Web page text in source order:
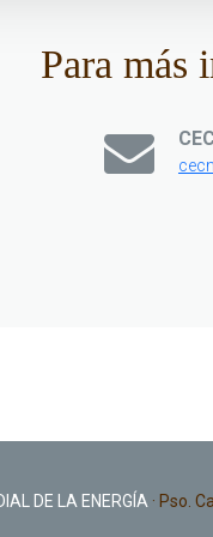
Para más
DE LA ENERGÍA · Pso.